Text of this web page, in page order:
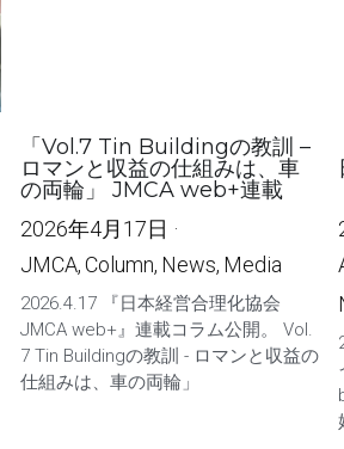
「Vol.7 Tin Buildingの教訓 –
ロマンと収益の仕組みは、車
の両輪」 JMCA web+連載
2026年4月17日 ·
JMCA, Column, News, Media
2026.4.17 『日本経営合理化協会
JMCA web+』連載コラム公開。 Vol.
7 Tin Buildingの教訓 - ロマンと収益の
仕組みは、車の両輪」